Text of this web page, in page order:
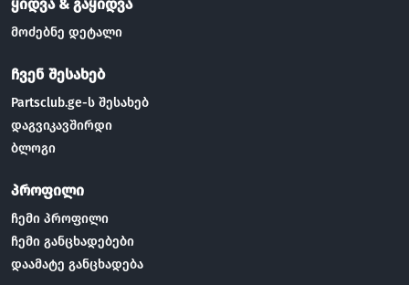
ყიდვა & გაყიდვა
მოძებნე დეტალი
ჩვენ შესახებ
Partsclub.ge-ს შესახებ
დაგვიკავშირდი
ბლოგი
პროფილი
ჩემი პროფილი
ჩემი განცხადებები
დაამატე განცხადება